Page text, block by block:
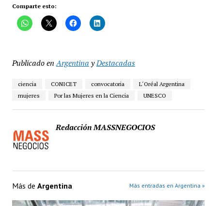
Comparte esto:
Publicado en Argentina yDestacadas
ciencia CONICET convocatoria
L´Oréal Argentina
mujeres
Por las Mujeres en la Ciencia UNESCO
Redacción MASSNEGOCIOS
Más de Argentina Más entradas en Argentina »